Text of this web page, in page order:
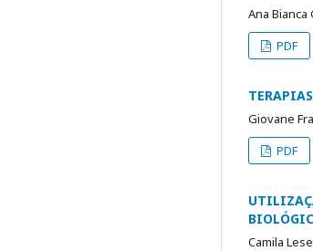
Ana
PDF
Giovane
PDF
Camila